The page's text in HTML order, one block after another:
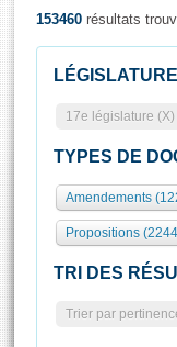
Présidence
577 députés
Groupes
Séance
Commissions
Europe et
Pétitions
Rôle et
Organisation
Présidence
Statistiques
Visiter
Visite virtuelle
Assister à une
153460 résultats
LÉGISLATURE
17e législature (X)
TYPES DE
Amendements
Propositions
TRI DES
Trier par